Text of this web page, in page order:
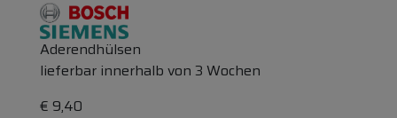
Aderendhülsen
lieferbar innerhalb von 3 Wochen
€ 9,40